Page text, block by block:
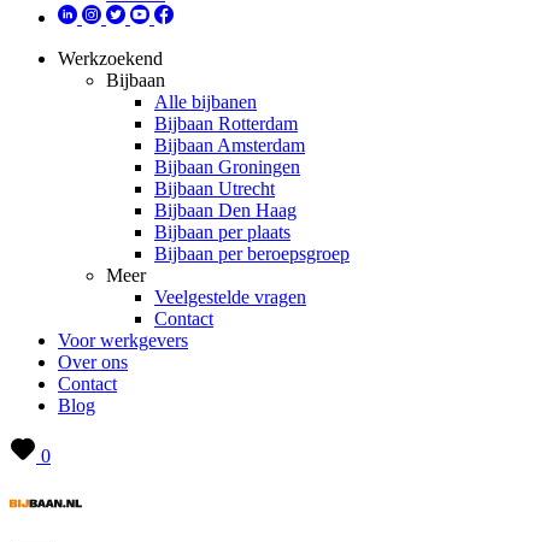
Werkzoekend
Bijbaan
Alle bijbanen
Bijbaan Rotterdam
Bijbaan Amsterdam
Bijbaan Groningen
Bijbaan Utrecht
Bijbaan Den Haag
Bijbaan per plaats
Bijbaan per beroepsgroep
Meer
Veelgestelde vragen
Contact
Voor werkgevers
Over ons
Contact
Blog
0